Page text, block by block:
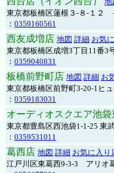
東京都板橋区蓮根３-８-１２
： 0359160561
西友成増店 地図 詳細 お気
東京都板橋区成増3丁目11
： 0359040831
板橋前野町店 地図 詳細 お
東京都板橋区前野町3-20-1ヒ
： 0359183031
オーディオスクエア池袋
東京都豊島区西池袋1-1-25
： 0359531011
葛西店 地図 詳細 お気に入り
江戸川区東葛西9-3-3 アリオ